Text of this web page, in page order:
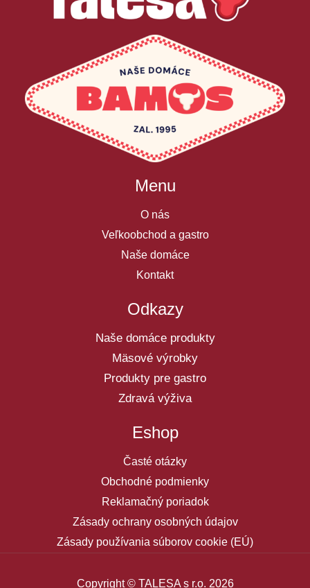
Menu
O nás
Veľkoobchod a gastro
Naše domáce
Kontakt
Odkazy
Naše domáce produkty
Mäsové výrobky
Produkty pre gastro
Zdravá výživa
Eshop
Časté otázky
Obchodné podmienky
Reklamačný poriadok
Zásady ochrany osobných údajov
Zásady používania súborov cookie (EÚ)
Copyright © TALESA s r.o. 2026